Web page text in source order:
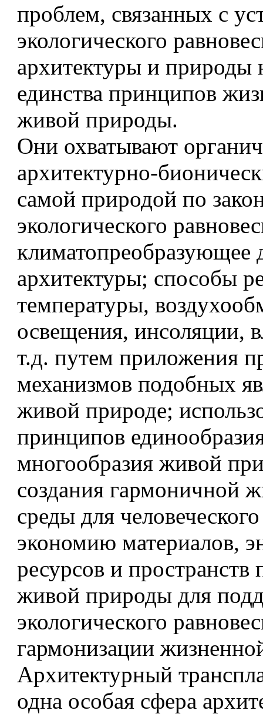
проблем, связанных с
экологического
архитектуры и природы
единства принципов
живой природы.
Они охватывают
архитектурно-
самой природой по
экологического
климатопреобразующее
архитектуры; способы
температуры,
освещения, инсоляции,
т.д. путем приложения
механизмов подобных
живой природе;
принципов
многообразия живой
создания гармоничной
среды для
экономию материалов,
ресурсов и
живой природы для
экологического
гармонизации
Архитектурный
одна особая сфера